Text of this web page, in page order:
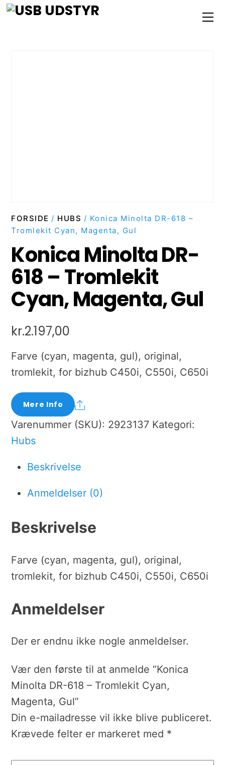
Skip
FORSIDE / HUBS / Konica Minolta DR-618 –
Tromlekit Cyan, Magenta, Gul
Konica Minolta DR-
618 – Tromlekit
Cyan, Magenta, Gul
kr.2.197,00
Farve (cyan, magenta, gul), original,
tromlekit, for bizhub C450i, C550i, C650i
Mere Info
Share
Varenummer (SKU): 2923137 Kategori:
Hubs
Beskrivelse
Anmeldelser (0)
Beskrivelse
Farve (cyan, magenta, gul), original,
tromlekit, for bizhub C450i, C550i, C650i
Anmeldelser
Der er endnu ikke nogle anmeldelser.
Vær den første til at anmelde “Konica
Minolta DR-618 – Tromlekit Cyan,
Magenta, Gul”
Din e-mailadresse vil ikke blive publiceret.
Krævede felter er markeret med *